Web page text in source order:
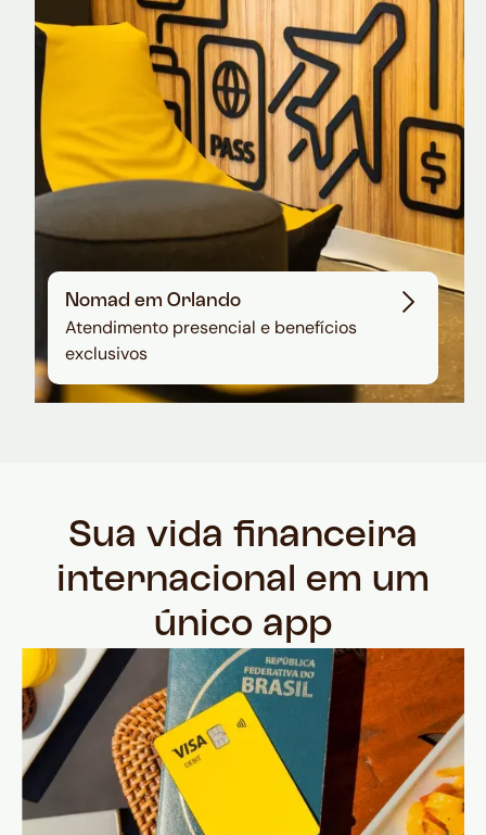
em dólar
Nomad em Orlando
Atendimento presencial e benefícios
exclusivos
Sua vida financeira
internacional em um
único app